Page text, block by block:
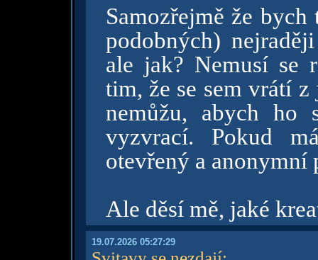
Samozřejmě že
podobných)
ale jak? Nemusí se
tim, že se sem vrátí
nemůžu, abych ho
vyzvrací. Pokud
otevřený a anonymní
Ale děsí mě, jaké
19.07.2026 05:27:29